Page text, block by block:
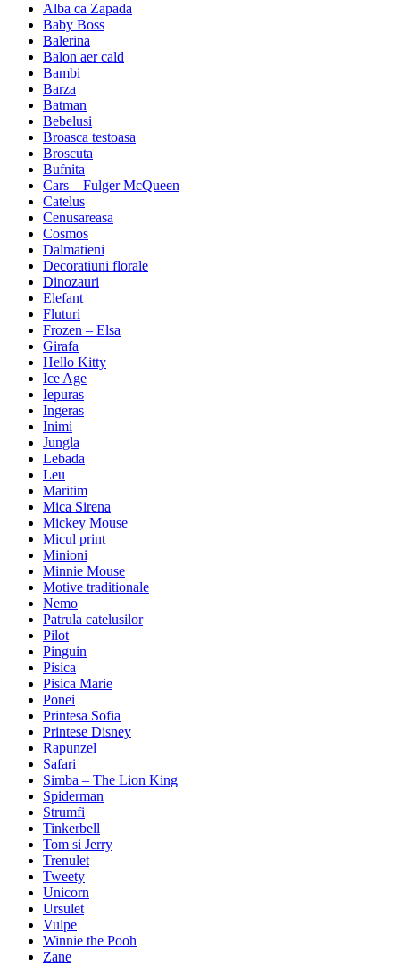
Alba ca Zapada
Baby Boss
Balerina
Balon aer cald
Bambi
Barza
Batman
Bebelusi
Broasca testoasa
Broscuta
Bufnita
Cars – Fulger McQueen
Catelus
Cenusareasa
Cosmos
Dalmatieni
Decoratiuni florale
Dinozauri
Elefant
Fluturi
Frozen – Elsa
Girafa
Hello Kitty
Ice Age
Iepuras
Ingeras
Inimi
Jungla
Lebada
Leu
Maritim
Mica Sirena
Mickey Mouse
Micul print
Minioni
Minnie Mouse
Motive traditionale
Nemo
Patrula catelusilor
Pilot
Pinguin
Pisica
Pisica Marie
Ponei
Printesa Sofia
Printese Disney
Rapunzel
Safari
Simba – The Lion King
Spiderman
Strumfi
Tinkerbell
Tom si Jerry
Trenulet
Tweety
Unicorn
Ursulet
Vulpe
Winnie the Pooh
Zane